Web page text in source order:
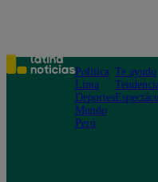
Política
Lima
Deportes
Mundo
Perú
Te ayudo